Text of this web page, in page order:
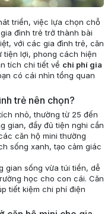
triển, việc lựa chọn chỗ
đình trẻ trở thành bài
với các gia đình trẻ, căn
tiện lợi, phong cách hiện
tích chi tiết về chi phí gia
có cái nhìn tổng quan
trẻ nên chọn?
nhỏ, thường từ 25 đến
gian, đầy đủ tiện nghi cần
căn hộ mini thường
sống xanh, tạo cảm giác
gian sống vừa túi tiền, dễ
học cho con cái. Căn
tiết kiệm chi phí điện